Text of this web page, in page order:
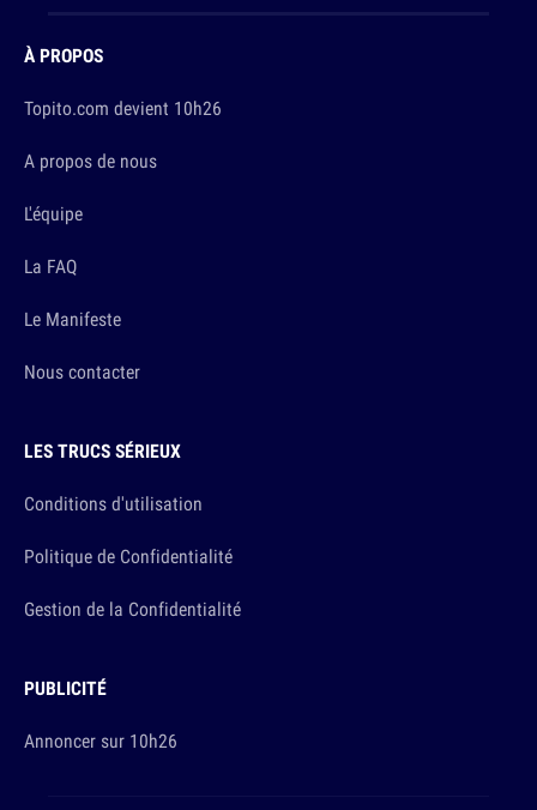
À PROPOS
Topito.com devient 10h26
A propos de nous
L'équipe
La FAQ
Le Manifeste
Nous contacter
LES TRUCS SÉRIEUX
Conditions d'utilisation
Politique de Confidentialité
Gestion de la Confidentialité
PUBLICITÉ
Annoncer sur 10h26